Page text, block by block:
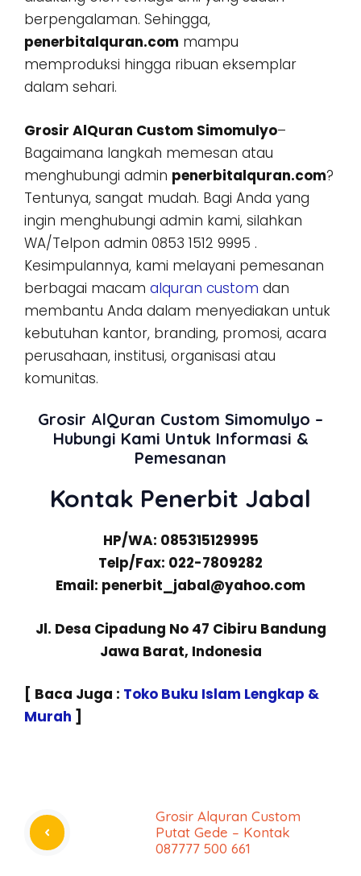
berpengalaman. Sehingga,
penerbitalquran.com mampu
memproduksi hingga ribuan eksemplar
dalam sehari.
Grosir AlQuran Custom Simomulyo–
Bagaimana langkah memesan atau
menghubungi admin penerbitalquran.com?
Tentunya, sangat mudah. Bagi Anda yang
ingin menghubungi admin kami, silahkan
WA/Telpon admin 0853 1512 9995 .
Kesimpulannya, kami melayani pemesanan
berbagai macam alquran custom dan
membantu Anda dalam menyediakan untuk
kebutuhan kantor, branding, promosi, acara
perusahaan, institusi, organisasi atau
komunitas.
Grosir AlQuran Custom Simomulyo –
Hubungi Kami Untuk Informasi &
Pemesanan
Kontak Penerbit Jabal
HP/WA: 085315129995
Telp/Fax: 022-7809282
Email: penerbit_jabal@yahoo.com
Jl. Desa Cipadung No 47 Cibiru Bandung
Jawa Barat, Indonesia
[ Baca Juga : Toko Buku Islam Lengkap &
Murah ]
Grosir Alquran Custom
Putat Gede – Kontak
087777 500 661